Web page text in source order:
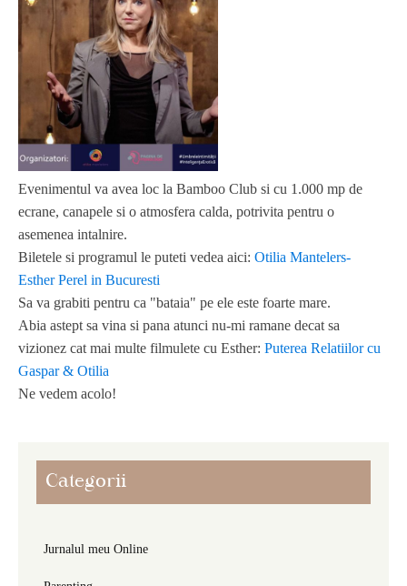
Categorii
Jurnalul meu Online
Evenimentul va avea loc la Bamboo Club si cu 1.000 mp de
ecrane, canapele si o atmosfera calda, potrivita pentru o
asemenea intalnire.
Biletele si programul le puteti vedea aici: Otilia Mantelers-
Esther Perel in Bucuresti
Sa va grabiti pentru ca "bataia" pe ele este foarte mare.
Abia astept sa vina si pana atunci nu-mi ramane decat sa
vizionez cat mai multe filmulete cu Esther: Puterea Relatiilor cu
Gaspar & Otilia
Ne vedem acolo!